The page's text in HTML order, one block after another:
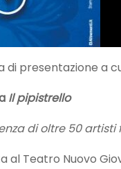
di presentazione
Il pipistrello
di oltre 50
Teatro Nuovo